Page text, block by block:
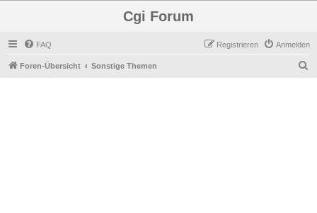
Cgi Forum
FAQ Anmelden
Registrieren
Foren-Übersicht Sonstige Themen